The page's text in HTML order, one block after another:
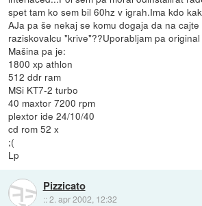
spet tam ko sem bil 60hz v igrah.Ima kdo
AJa pa še nekaj se komu dogaja da na
raziskovalcu "krive"??Uporabljam pa
Mašina pa je:
1800 xp athlon
512 ddr ram
MSi KT7-2 turbo
40 maxtor 7200 rpm
plextor ide 24/10/40
cd rom 52 x
;(
Lp
Pizzicato
::2. apr 2002, 12:32